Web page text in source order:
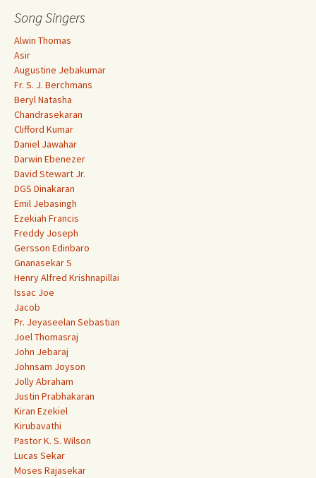
Song Singers
Alwin Thomas
Asir
Augustine Jebakumar
Fr. S. J. Berchmans
Beryl Natasha
Chandrasekaran
Clifford Kumar
Daniel Jawahar
Darwin Ebenezer
David Stewart Jr.
DGS Dinakaran
Emil Jebasingh
Ezekiah Francis
Freddy Joseph
Gersson Edinbaro
Gnanasekar S
Henry Alfred Krishnapillai
Issac Joe
Jacob
Pr. Jeyaseelan Sebastian
Joel Thomasraj
John Jebaraj
Johnsam Joyson
Jolly Abraham
Justin Prabhakaran
Kiran Ezekiel
Kirubavathi
Pastor K. S. Wilson
Lucas Sekar
Moses Rajasekar